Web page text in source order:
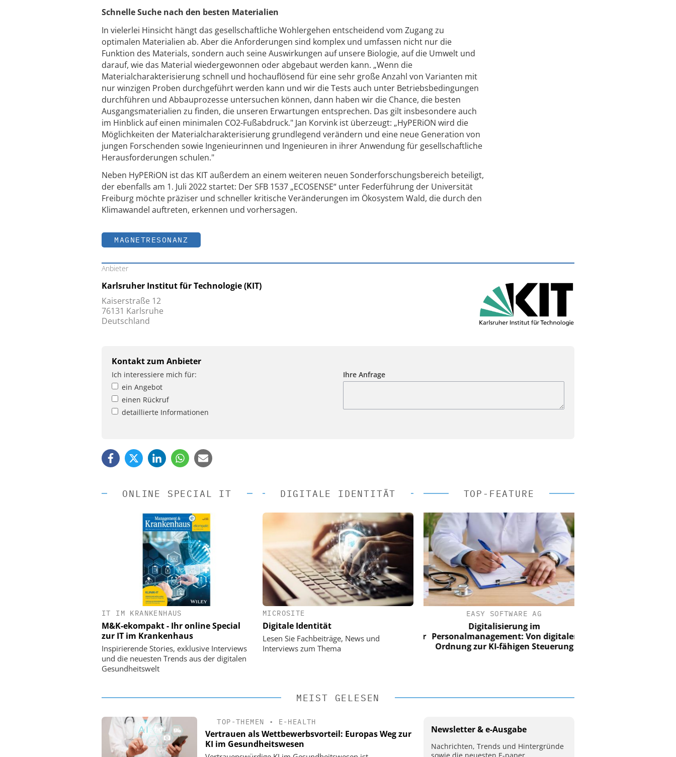
Schnelle Suche nach den besten Materialien
In vielerlei Hinsicht hängt das gesellschaftliche Wohlergehen entscheidend vom Zugang zu
optimalen Materialien ab. Aber die Anforderungen sind komplex und umfassen nicht nur die
Funktion des Materials, sondern auch seine Auswirkungen auf unsere Biologie, auf die Umwelt und
darauf, wie das Material wiedergewonnen oder abgebaut werden kann. „Wenn die
Materialcharakterisierung schnell und hochauflösend für eine sehr große Anzahl von Varianten mit
nur winzigen Proben durchgeführt werden kann und wir die Tests auch unter Betriebsbedingungen
durchführen und Abbauprozesse untersuchen können, dann haben wir die Chance, die besten
Ausgangsmaterialien zu finden, die unseren Erwartungen entsprechen. Das gilt insbesondere auch
im Hinblick auf einen minimalen CO2-Fußabdruck." Jan Korvink ist überzeugt: „HyPERiON wird die
Möglichkeiten der Materialcharakterisierung grundlegend verändern und eine neue Generation von
jungen Forschenden sowie Ingenieurinnen und Ingenieuren in ihrer Anwendung für gesellschaftliche
Herausforderungen schulen."
Neben HyPERiON ist das KIT außerdem an einem weiteren neuen Sonderforschungsbereich beteiligt,
der ebenfalls am 1. Juli 2022 startet: Der SFB 1537 „ECOSENSE“ unter Federführung der Universität
Freiburg möchte präziser und schneller kritische Veränderungen im Ökosystem Wald, die durch den
Klimawandel auftreten, erkennen und vorhersagen.
MAGNETRESONANZ
Anbieter
Karlsruher Institut für Technologie (KIT)
Kaiserstraße 12
76131 Karlsruhe
Deutschland
Kontakt zum Anbieter
Ich interessiere mich für:
ein Angebot
einen Rückruf
detaillierte Informationen
Ihre Anfrage
ONLINE SPECIAL IT
IT IM KRANKENHAUS
M&K-ekompakt - Ihr online Special
zur IT im Krankenhaus
Inspirierende Stories, exklusive Interviews
und die neuesten Trends aus der digitalen
Gesundheitswelt
DIGITALE IDENTITÄT
MICROSITE
Digitale Identität
Lesen Sie Fachbeiträge, News und
Interviews zum Thema
TOP-FEATURE
EASY SOFTWARE AG
Digitalisierung im
Personalmanagement: Von digitaler
Ordnung zur KI-fähigen Steuerung
Digitalisierung im
Personalmanagement: Von digitaler
Ordnung zur KI-fähigen Steuerung
EASY SOFTWARE AG
Digitalisierung im
Personalmanagement: Von digitaler
Ordnung zur KI-fähigen Steuerung
MEIST GELESEN
TOP-THEMEN • E-HEALTH
Vertrauen als Wettbewerbsvorteil: Europas Weg zur
KI im Gesundheitswesen
Newsletter & e-Ausgabe
Nachrichten, Trends und Hintergründe
sowie die neuesten E-paper.